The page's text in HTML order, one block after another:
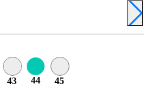
43 44 45